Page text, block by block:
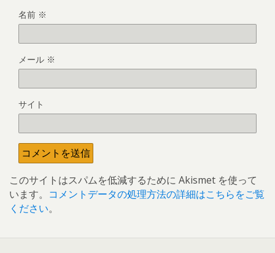
名前 ※
メール ※
サイト
このサイトはスパムを低減するために Akismet を使って
います。 コメントデータの処理方法の詳細はこちらをご覧
ください。